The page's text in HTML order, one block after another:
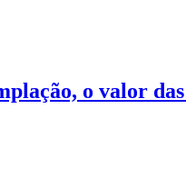
o valor